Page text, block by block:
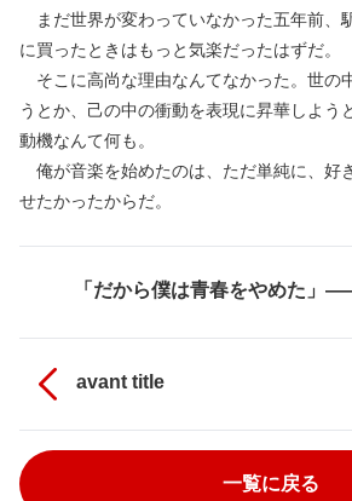
まだ世界が変わっていなかった五年前、
に買ったときはもっと気楽だったはずだ。
そこに高尚な理由なんてなかった。世の
うとか、己の中の衝動を表現に昇華しよう
動機なんて何も。
俺が音楽を始めたのは、ただ単純に、好
せたかったからだ。
「だから僕は青春をやめた」
avant title
一覧に戻る